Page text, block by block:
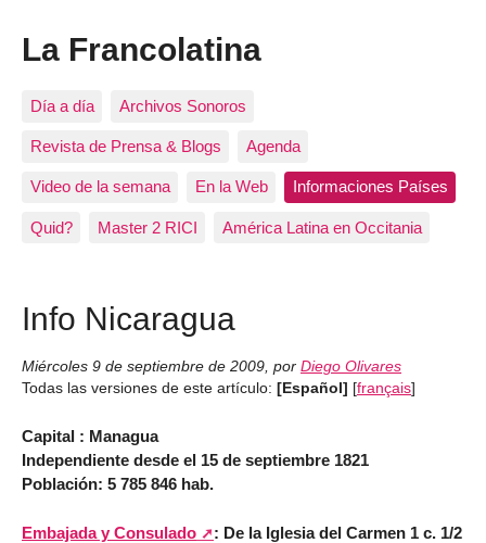
La Francolatina
Día a día Archivos Sonoros
Revista de Prensa & Blogs Agenda
Video de la semana En la Web Informaciones Países
Quid? Master 2 RICI América Latina en Occitania
Info Nicaragua
Miércoles 9 de septiembre de 2009, por Diego Olivares
Todas las versiones de este artículo: [Español] [français]
Capital : Managua
Independiente desde el 15 de septiembre 1821
Población: 5 785 846 hab.
Embajada y Consulado
: De la Iglesia del Carmen 1 c. 1/2